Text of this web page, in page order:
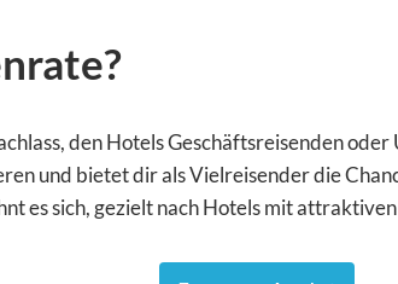
den Hotels Geschäftsreisenden
und bietet dir als Vielreisender die
es sich, gezielt nach Hotels mit